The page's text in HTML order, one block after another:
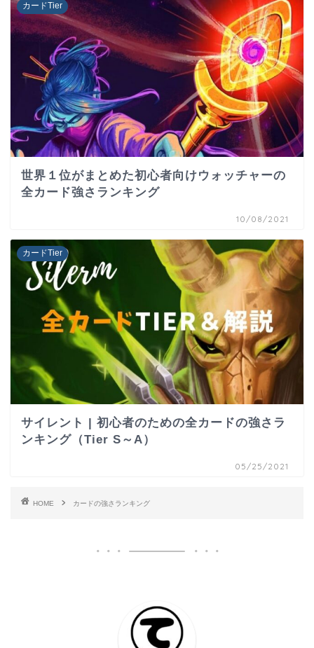
カードTier
世界１位がまとめた初心者向けウォッチャーの
全カード強さランキング
10/08/2021
カードTier
サイレント | 初心者のための全カードの強さラ
ンキング（Tier S～A）
05/25/2021
HOME カードの強さランキング